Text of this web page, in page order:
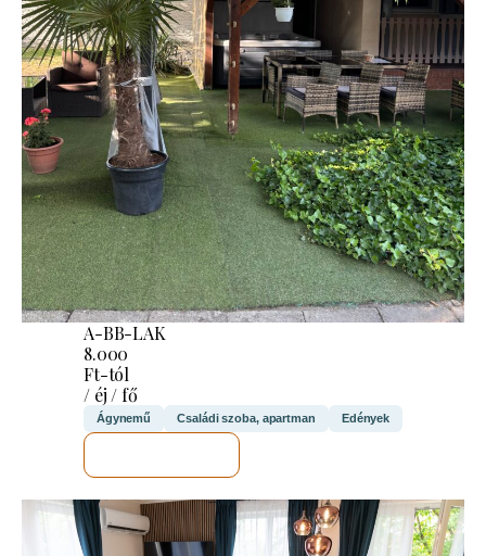
A-BB-LAK
8.000
Ft-tól
/ éj / fő
Ágynemű Családi szoba, apartman Edények